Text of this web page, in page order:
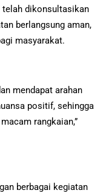
telah dikonsultasikan
berlangsung aman,
masyarakat.
mendapat arahan
positif, sehingga
rangkaian,”
berbagai kegiatan